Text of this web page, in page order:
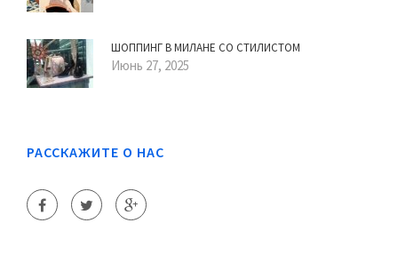
ШОППИНГ В МИЛАНЕ СО СТИЛИСТОМ
Июнь 27, 2025
РАССКАЖИТЕ О НАС